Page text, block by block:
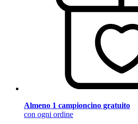
Almeno 1 campioncino gratuito
con ogni ordine